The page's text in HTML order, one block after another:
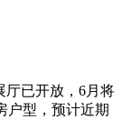
厅已开放，6月将
户型，预计近期